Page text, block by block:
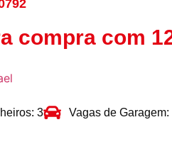
compra com
3 Vagas de Garagem: